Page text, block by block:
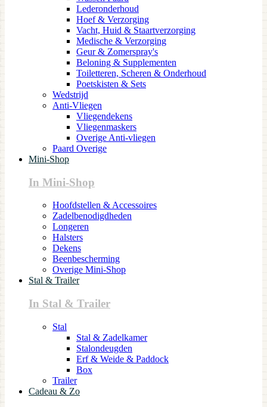
Lederonderhoud
Hoef & Verzorging
Vacht, Huid & Staartverzorging
Medische & Verzorging
Geur & Zomerspray's
Beloning & Supplementen
Toiletteren, Scheren & Onderhoud
Poetskisten & Sets
Wedstrijd
Anti-Vliegen
Vliegendekens
Vliegenmaskers
Overige Anti-vliegen
Paard Overige
Mini-Shop
In Mini-Shop
Hoofdstellen & Accessoires
Zadelbenodigdheden
Longeren
Halsters
Dekens
Beenbescherming
Overige Mini-Shop
Stal & Trailer
In Stal & Trailer
Stal
Stal & Zadelkamer
Stalondeugden
Erf & Weide & Paddock
Box
Trailer
Cadeau & Zo